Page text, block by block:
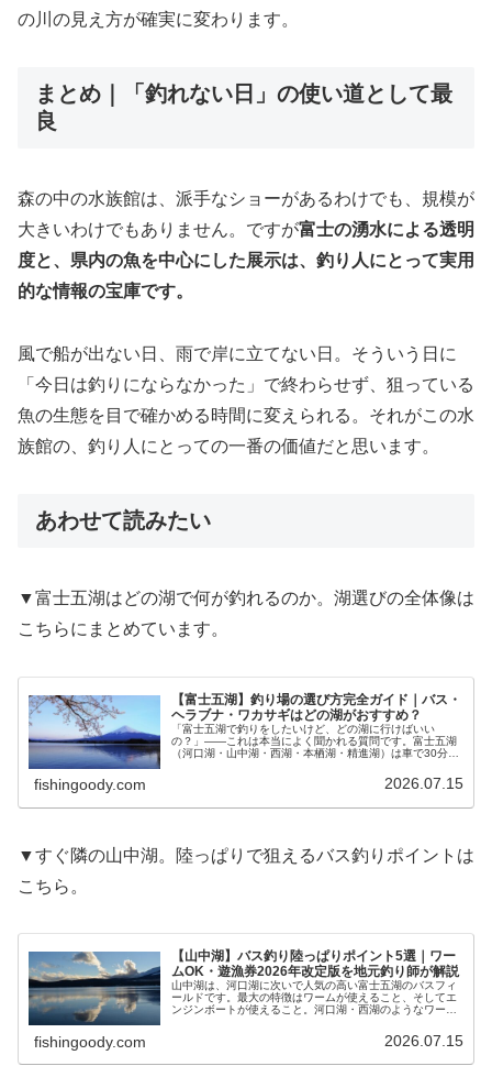
の川の見え方が確実に変わります。
まとめ｜「釣れない日」の使い道として最
良
森の中の水族館は、派手なショーがあるわけでも、規模が
大きいわけでもありません。ですが富士の湧水による透明
度と、県内の魚を中心にした展示は、釣り人にとって実用
的な情報の宝庫です。
風で船が出ない日、雨で岸に立てない日。そういう日に
「今日は釣りにならなかった」で終わらせず、狙っている
魚の生態を目で確かめる時間に変えられる。それがこの水
族館の、釣り人にとっての一番の価値だと思います。
あわせて読みたい
▼富士五湖はどの湖で何が釣れるのか。湖選びの全体像は
こちらにまとめています。
【富士五湖】釣り場の選び方完全ガイド｜バス・
ヘラブナ・ワカサギはどの湖がおすすめ？
「富士五湖で釣りをしたいけど、どの湖に行けばいい
の？」——これは本当によく聞かれる質問です。富士五湖
（河口湖・山中湖・西湖・本栖湖・精進湖）は車で30分圏
fishingoody.com 2026.07.15
▼すぐ隣の山中湖。陸っぱりで狙えるバス釣りポイントは
こちら。
【山中湖】バス釣り陸っぱりポイント5選｜ワー
ムOK・遊漁券2026年改定版を地元釣り師が解説
山中湖は、河口湖に次いで人気の高い富士五湖のバスフィ
ールドです。最大の特徴はワームが使えること、そしてエ
ンジンボートが使えること。河口湖・西湖のようなワーム
fishingoody.com 2026.07.15